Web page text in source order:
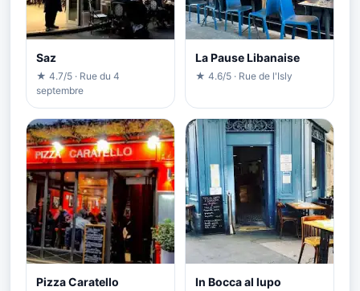
Saz
★ 4.7/5 · Rue du 4
septembre
La Pause Libanaise
★ 4.6/5 · Rue de l'Isly
Pizza Caratello In Bocca al lupo